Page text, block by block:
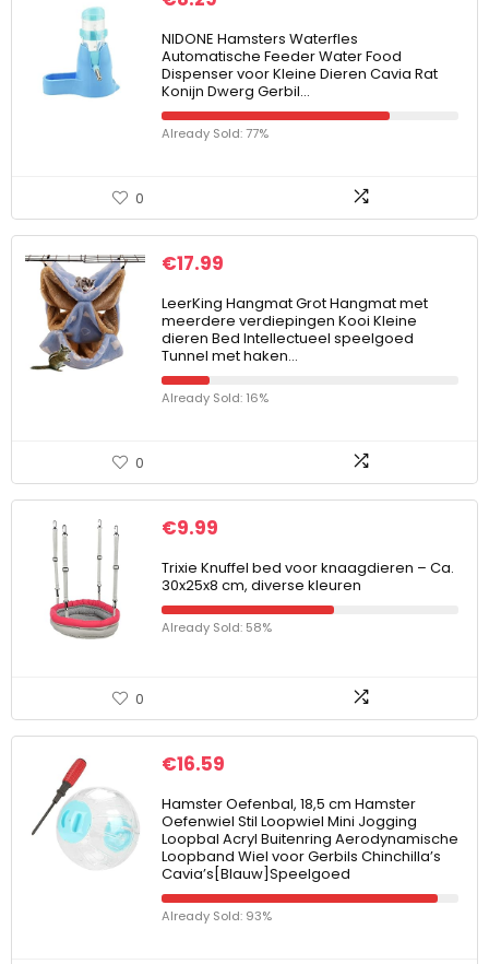
NIDONE Hamsters Waterfles
Automatische Feeder Water Food
Dispenser voor Kleine Dieren Cavia Rat
Konijn Dwerg Gerbil…
Already Sold: 77%
0
€17.99
LeerKing Hangmat Grot Hangmat met
meerdere verdiepingen Kooi Kleine
dieren Bed Intellectueel speelgoed
Tunnel met haken…
Already Sold: 16%
0
€9.99
Trixie Knuffel bed voor knaagdieren – Ca.
30x25x8 cm, diverse kleuren
Already Sold: 58%
0
€16.59
Hamster Oefenbal, 18,5 cm Hamster
Oefenwiel Stil Loopwiel Mini Jogging
Loopbal Acryl Buitenring Aerodynamische
Loopband Wiel voor Gerbils Chinchilla’s
Cavia’s[Blauw]Speelgoed
Already Sold: 93%